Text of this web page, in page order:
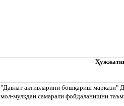
Ҳ
"Давлат активларини бошқариш маркази"
мол-мулкдан самарали фойдаланишни